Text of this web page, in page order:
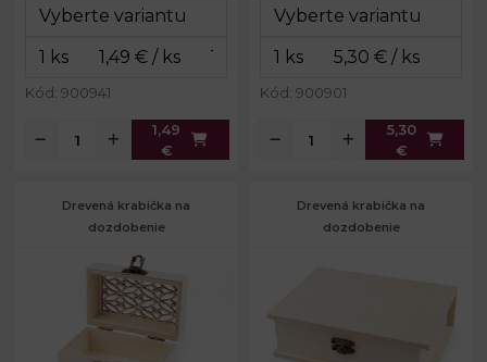
Kód: 900941
1,49
€
Kód: 900901
5,30
€
Drevená krabička na
dozdobenie
Drevená krabička na
dozdobenie